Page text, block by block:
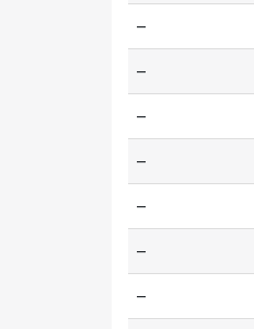
--
--
--
--
--
--
--